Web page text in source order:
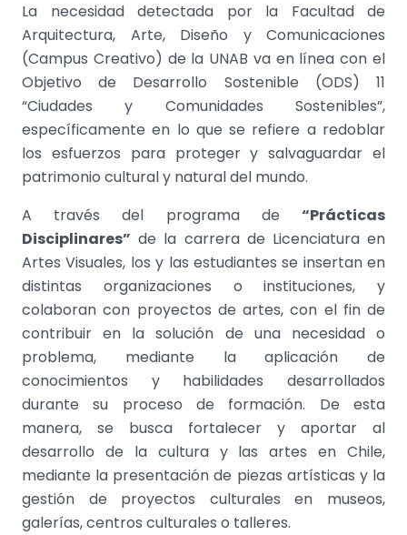
La necesidad detectada por la Facultad de
Arquitectura, Arte, Diseño y Comunicaciones
(Campus Creativo) de la UNAB va en línea con el
Objetivo de Desarrollo Sostenible (ODS) 11
“Ciudades y Comunidades Sostenibles”,
específicamente en lo que se refiere a redoblar
los esfuerzos para proteger y salvaguardar el
patrimonio cultural y natural del mundo.
A través del programa de “Prácticas
Disciplinares” de la carrera de Licenciatura en
Artes Visuales, los y las estudiantes se insertan en
distintas organizaciones o instituciones, y
colaboran con proyectos de artes, con el fin de
contribuir en la solución de una necesidad o
problema, mediante la aplicación de
conocimientos y habilidades desarrollados
durante su proceso de formación. De esta
manera, se busca fortalecer y aportar al
desarrollo de la cultura y las artes en Chile,
mediante la presentación de piezas artísticas y la
gestión de proyectos culturales en museos,
galerías, centros culturales o talleres.